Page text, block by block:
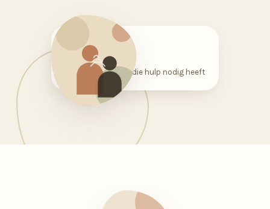
0–100
jaar, voor iedereen die hulp nodig heeft